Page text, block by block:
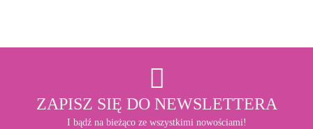
ZAPISZ SIĘ DO NEWSLETTERA
I bądź na bieżąco ze wszystkimi nowościami!